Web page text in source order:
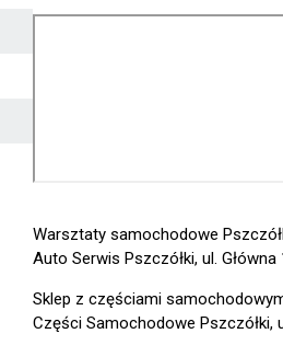
Warsztaty samochodowe
Auto Serwis Pszczółki, ul. Główna
Sklep z częściami
Części Samochodowe Pszczółki,